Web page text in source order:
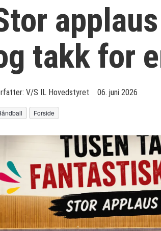
takk for
V/S IL Hovedstyret 06. juni 2026
Forside